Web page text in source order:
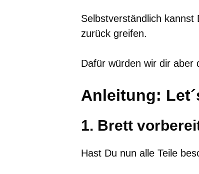
Selbstverständlich kannst
zurück greifen.
Dafür würden wir dir aber
Anleitung:
1. Brett
Hast Du nun alle Teile